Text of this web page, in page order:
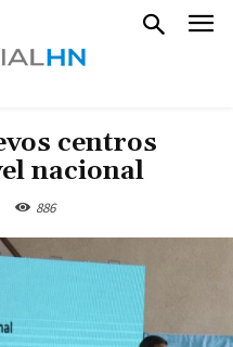
centros
nacional
886